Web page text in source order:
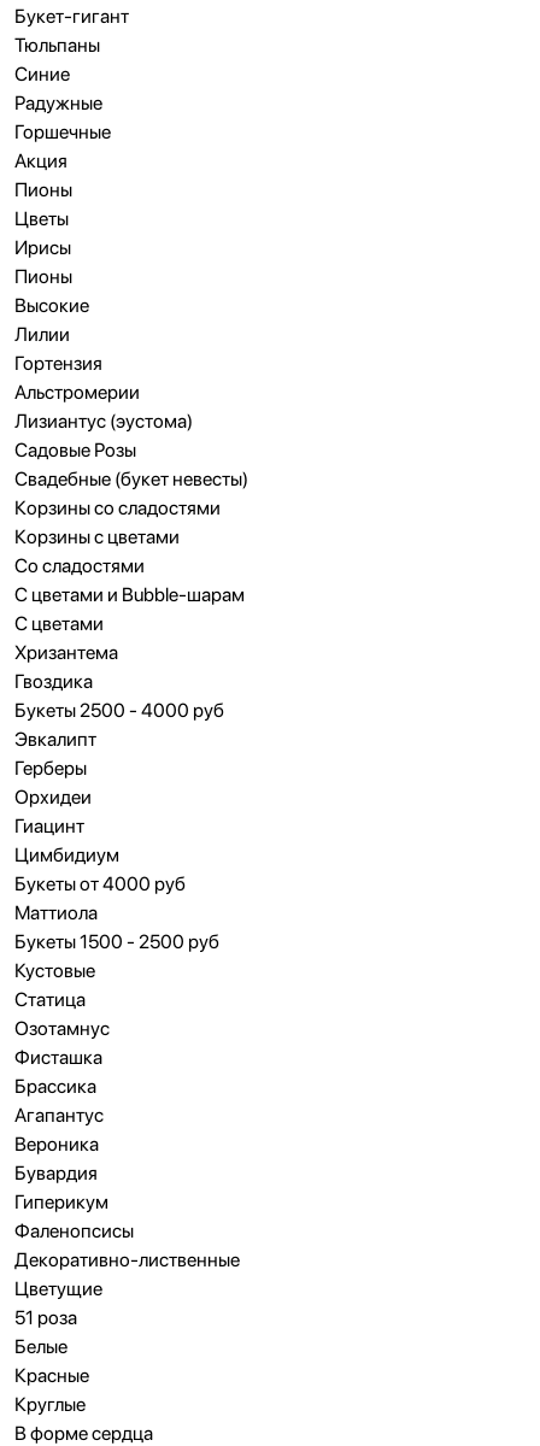
Букет-гигант
Тюльпаны
Синие
Радужные
Горшечные
Акция
Пионы
Цветы
Ирисы
Пионы
Высокие
Лилии
Гортензия
Альстромерии
Лизиантус (эустома)
Садовые Розы
Свадебные (букет невесты)
Корзины со сладостями
Корзины с цветами
Cо сладостями
C цветами и Bubble-шарам
С цветами
Хризантема
Гвоздика
Букеты 2500 - 4000 руб
Эвкалипт
Герберы
Орхидеи
Гиацинт
Цимбидиум
Букеты от 4000 руб
Маттиола
Букеты 1500 - 2500 руб
Кустовые
Статица
Озотамнус
Фисташка
Брассика
Агапантус
Вероника
Бувардия
Гиперикум
Фаленопсисы
Декоративно-лиственные
Цветущие
51 роза
Белые
Красные
Круглые
В форме сердца